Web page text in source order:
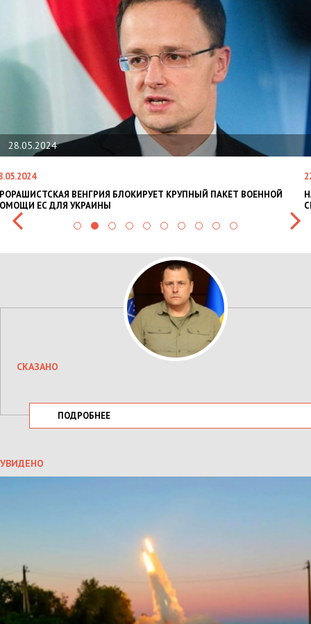
28.05.2024
ВЕНГРИЯ БЛОКИРУЕТ КРУПНЫЙ ПАКЕТ ВОЕННОЙ
ЕС ДЛЯ УКРАИНЫ
СКАЗАНО
ПОДРОБНЕЕ
УВИДЕНО